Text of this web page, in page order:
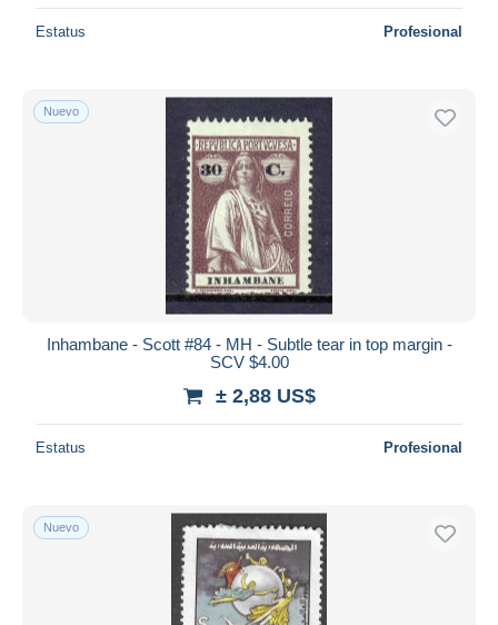
Estatus Profesional
Nuevo
Inhambane - Scott #84 - MH - Subtle tear in top margin -
SCV $4.00
± 2,88 US$
Estatus Profesional
Nuevo